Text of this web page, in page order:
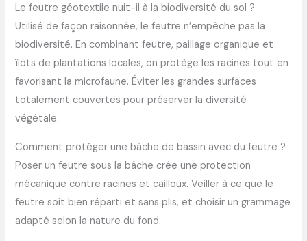
Le feutre géotextile nuit-il à la biodiversité du sol ?
Utilisé de façon raisonnée, le feutre n’empêche pas la
biodiversité. En combinant feutre, paillage organique et
îlots de plantations locales, on protège les racines tout en
favorisant la microfaune. Éviter les grandes surfaces
totalement couvertes pour préserver la diversité
végétale.
Comment protéger une bâche de bassin avec du feutre ?
Poser un feutre sous la bâche crée une protection
mécanique contre racines et cailloux. Veiller à ce que le
feutre soit bien réparti et sans plis, et choisir un grammage
adapté selon la nature du fond.